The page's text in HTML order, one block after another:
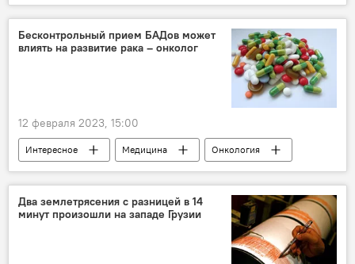
Прогноз погоды
температура воздуха
давление
Баку Абшерон
Бесконтрольный прием БАДов может
влиять на развитие рака – онколог
12 февраля 2023, 15:00
Интересное Медицина
Онкология
БАДы
факторы риска
Два землетрясения с разницей в 14
минут произошли на западе Грузии